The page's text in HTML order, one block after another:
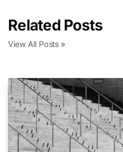
Related Posts
View All Posts »